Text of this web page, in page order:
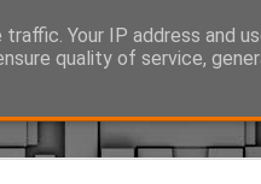
Your IP address and
quality of service,
Αστυνομία, την τοπική